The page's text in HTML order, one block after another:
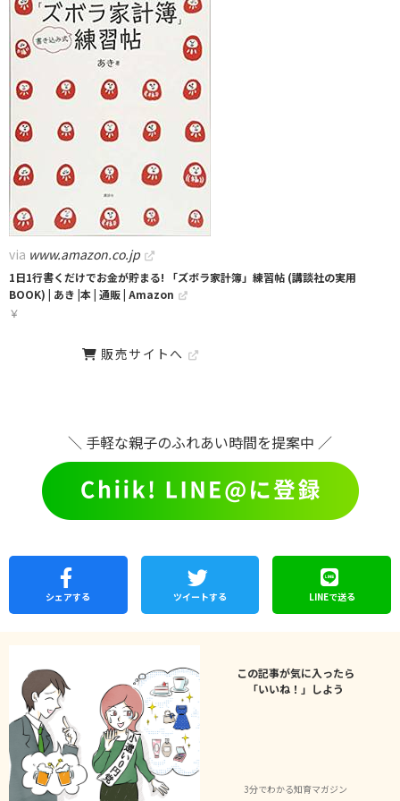
via www.amazon.co.jp
1日1行書くだけでお金が貯まる! 「ズボラ家計簿」練習帖 (講談社の実用
BOOK) | あき |本 | 通販 | Amazon
￥
販売サイトへ
＼ 手軽な親子のふれあい時間を提案中 ／
シェアする ツイートする LINEで送る
この記事が気に入ったら
「いいね！」しよう
3分でわかる知育マガジン